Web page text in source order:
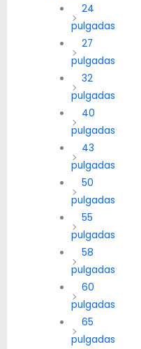
24
pulgadas
27
pulgadas
32
pulgadas
40
pulgadas
43
pulgadas
50
pulgadas
55
pulgadas
58
pulgadas
60
pulgadas
65
pulgadas